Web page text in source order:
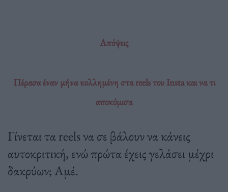
Απόψεις
Πέρασα έναν μήνα κολλημένη στα reels του Insta και να τι
αποκόμισα
Γίνεται τα reels να σε βάλουν να κάνεις
αυτοκριτική, ενώ πρώτα έχεις γελάσει μέχρι
δακρύων; Αμέ.